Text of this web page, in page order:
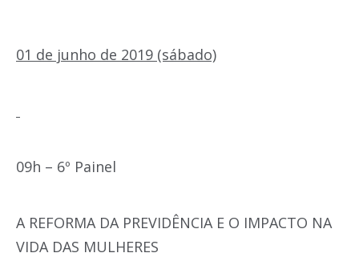
01 de junho de 2019 (sábado)
09h – 6º Painel
A REFORMA DA PREVIDÊNCIA E O IMPACTO NA
VIDA DAS MULHERES